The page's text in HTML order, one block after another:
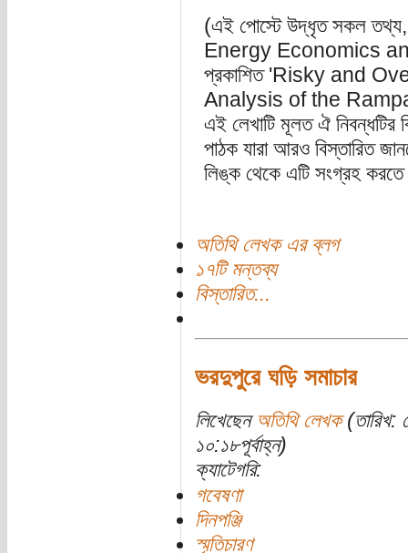
(এই পোস্টে উদ্ধৃত সকল
Energy Economics
প্রকাশিত 'Risky and
Analysis of the Rampal
এই লেখাটি মূলত ঐ
পাঠক যারা আরও বিস্তারিত
লিঙ্ক থেকে এটি সংগ্রহ করতে
অতিথি লেখক এর ব্লগ
১৭টি মন্তব্য
বিস্তারিত...
ভরদুপুরে ঘড়ি সমাচার
লিখেছেন অতিথি লেখক(তারিখ:
১০:১৮পূর্বাহ্ন)
ক্যাটেগরি:
গবেষণা
দিনপঞ্জি
স্মৃতিচারণ